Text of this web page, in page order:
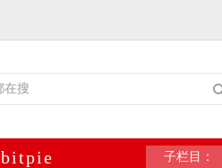
bitpie
子栏目：